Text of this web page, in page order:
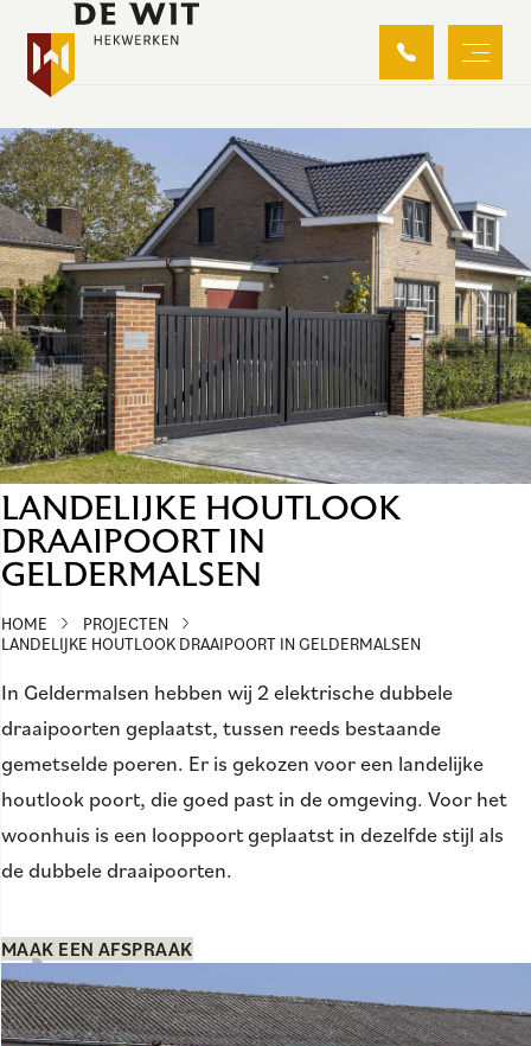
GELDERMALSEN
LANDELIJKE HOUTLOOK
DRAAIPOORT IN
GELDERMALSEN
HOME
PROJECTEN
LANDELIJKE HOUTLOOK DRAAIPOORT IN GELDERMALSEN
In Geldermalsen hebben wij 2 elektrische dubbele
draaipoorten geplaatst, tussen reeds bestaande
gemetselde poeren. Er is gekozen voor een landelijke
houtlook poort, die goed past in de omgeving. Voor het
woonhuis is een looppoort geplaatst in dezelfde stijl als
de dubbele draaipoorten.
MAAK EEN AFSPRAAK